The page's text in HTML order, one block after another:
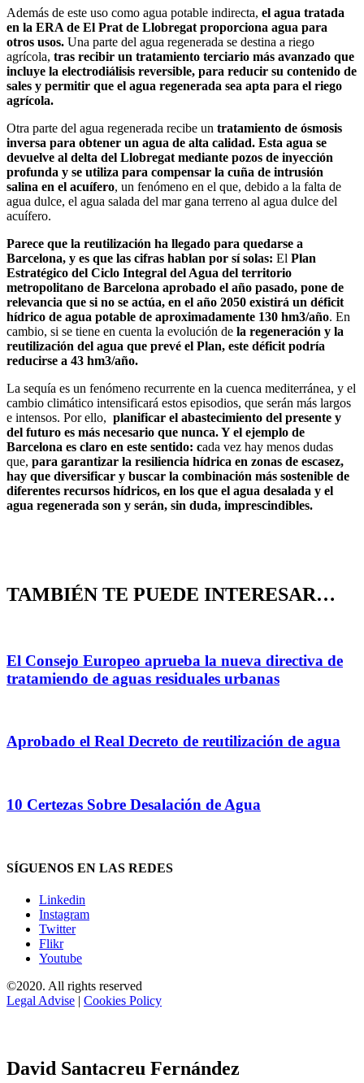
Además de este uso como agua potable indirecta, el agua tratada
en la ERA de El Prat de Llobregat proporciona agua para
otros usos. Una parte del agua regenerada se destina a riego
agrícola, tras recibir un tratamiento terciario más avanzado que
incluye la electrodiálisis reversible, para reducir su contenido de
sales y permitir que el agua regenerada sea apta para el riego
agrícola.
Otra parte del agua regenerada recibe un tratamiento de ósmosis
inversa para obtener un agua de alta calidad. Esta agua se
devuelve al delta del Llobregat mediante pozos de inyección
profunda y se utiliza para compensar la cuña de intrusión
salina en el acuífero, un fenómeno en el que, debido a la falta de
agua dulce, el agua salada del mar gana terreno al agua dulce del
acuífero.
Parece que la reutilización ha llegado para quedarse a
Barcelona, y es que las cifras hablan por sí solas: El Plan
Estratégico del Ciclo Integral del Agua del territorio
metropolitano de Barcelona aprobado el año pasado, pone de
relevancia que si no se actúa, en el año 2050 existirá un déficit
hídrico de agua potable de aproximadamente 130 hm3/año. En
cambio, si se tiene en cuenta la evolución de la regeneración y la
reutilización del agua que prevé el Plan, este déficit podría
reducirse a 43 hm3/año.
La sequía es un fenómeno recurrente en la cuenca mediterránea, y el
cambio climático intensificará estos episodios, que serán más largos
e intensos. Por ello, planificar el abastecimiento del presente y
del futuro es más necesario que nunca. Y el ejemplo de
Barcelona es claro en este sentido: cada vez hay menos dudas
que, para garantizar la resiliencia hídrica en zonas de escasez,
hay que diversificar y buscar la combinación más sostenible de
diferentes recursos hídricos, en los que el agua desalada y el
agua regenerada son y serán, sin duda, imprescindibles.
TAMBIÉN TE PUEDE INTERESAR…
El Consejo Europeo aprueba la nueva directiva de
tratamiendo de aguas residuales urbanas
Aprobado el Real Decreto de reutilización de agua
10 Certezas Sobre Desalación de Agua
SÍGUENOS EN LAS REDES
Linkedin
Instagram
Twitter
Flikr
Youtube
©2020. All rights reserved
Legal Advise | Cookies Policy
David Santacreu Fernández